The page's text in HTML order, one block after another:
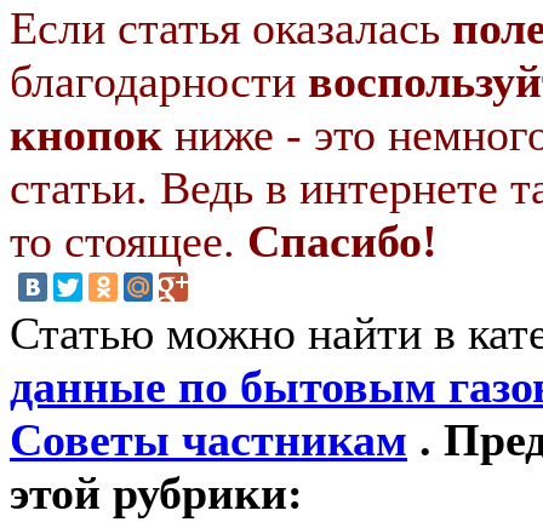
Если статья оказалась
благодарности
кнопок ниже - это
статьи. Ведь в интернете
то стоящее. Спасибо!
Статью можно найти в
данные по бытовым
Советы частникам .
этой рубрики: